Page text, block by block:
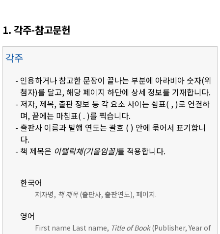
1. 각주-참고문헌
각주
- 인용하거나 참고한 문장이 끝나는 부분에 아라비아 숫자(위
첨자)를 달고, 해당 페이지 하단에 상세 정보를 기재합니다.
- 저자, 제목, 출판 정보 등 각 요소 사이는 쉼표( , )로 연결하
며, 끝에는 마침표( . )를 찍습니다.
- 출판사 이름과 발행 연도는 괄호 ( ) 안에 묶어서 표기합니
다.
- 책 제목은 이탤릭체(기울임꼴)를 적용합니다.
한국어
저자명, 책 제목(출판사, 출판연도), 페이지.
영어
First name Last name, Title of Book(Publisher, Year of